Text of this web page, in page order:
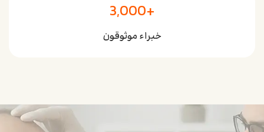
خبراء موثوقون
+
3,000